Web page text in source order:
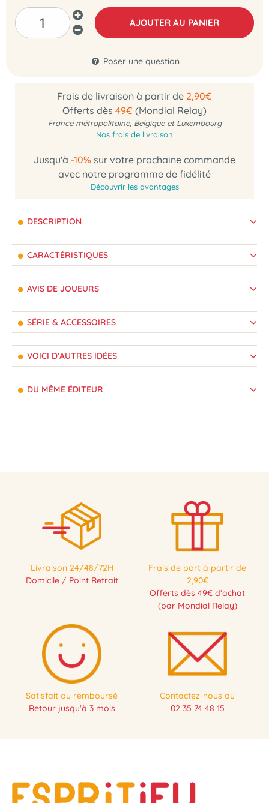
AJOUTER AU PANIER
Poser une question
Frais de livraison à partir de 2,90€
Offerts dès 49€ (Mondial Relay)
France métropolitaine, Belgique et Luxembourg
Nos frais de livraison
Jusqu'à -10% sur votre prochaine commande
avec notre programme de fidélité
Découvrir les avantages
DESCRIPTION
CARACTÉRISTIQUES
AVIS DE JOUEURS
SÉRIE & ACCESSOIRES
VOICI D'AUTRES IDÉES
DU MÊME ÉDITEUR
Livraison 24/48/72H
Domicile / Point Retrait
Frais de port à partir de
2,90€
Offerts dès 49€ d'achat
(par Mondial Relay)
Satisfait ou remboursé
Retour jusqu'à 3 mois
Contactez-nous au
02 35 74 48 15